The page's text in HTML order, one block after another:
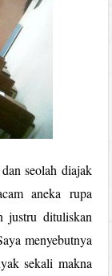
seolah diajak
aneka rupa
justru dituliskan
menyebutnya
sekali makna